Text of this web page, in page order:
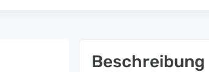
Beschreibung